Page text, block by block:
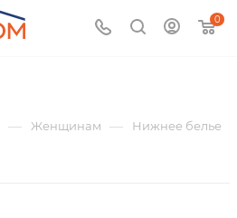
0
— Женщинам — Нижнее белье